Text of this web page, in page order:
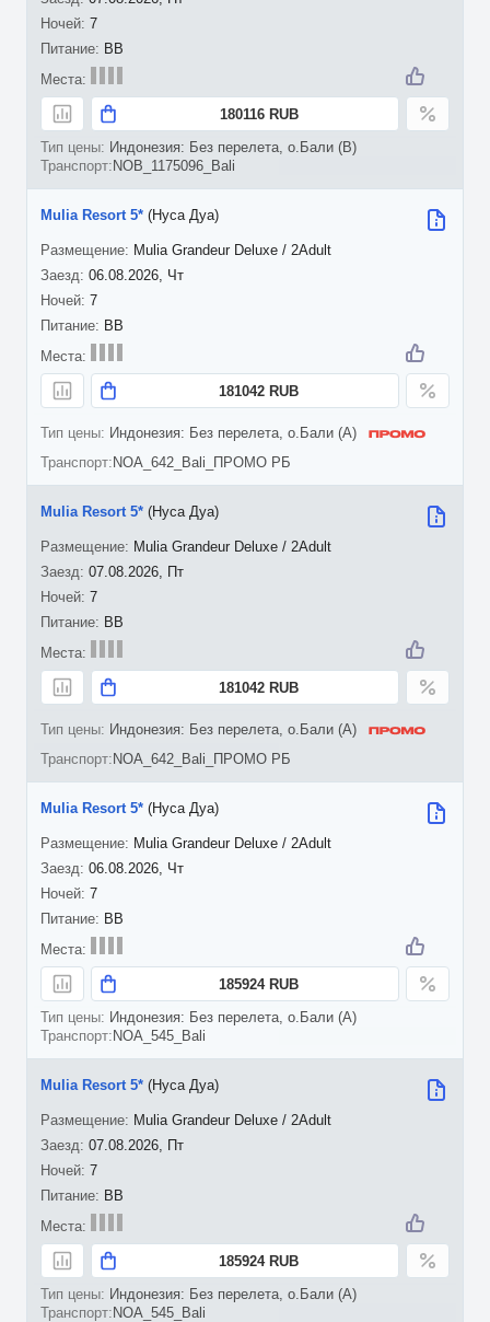
7
BB
180116 RUB
Индонезия: Без перелета, о.Бали (B)
NOB_1175096_Bali
06.08.2026, Чт
7
Mulia Resort 5* (Нуса Дуа)
Mulia Grandeur Deluxe / 2Adult
BB
181042 RUB
Индонезия: Без перелета, о.Бали (A)
NOA_642_Bali_ПРОМО РБ
07.08.2026, Пт
7
Mulia Resort 5* (Нуса Дуа)
Mulia Grandeur Deluxe / 2Adult
BB
181042 RUB
Индонезия: Без перелета, о.Бали (A)
NOA_642_Bali_ПРОМО РБ
06.08.2026, Чт
7
Mulia Resort 5* (Нуса Дуа)
Mulia Grandeur Deluxe / 2Adult
BB
185924 RUB
Индонезия: Без перелета, о.Бали (A)
NOA_545_Bali
07.08.2026, Пт
7
Mulia Resort 5* (Нуса Дуа)
Mulia Grandeur Deluxe / 2Adult
BB
185924 RUB
Индонезия: Без перелета, о.Бали (A)
NOA_545_Bali